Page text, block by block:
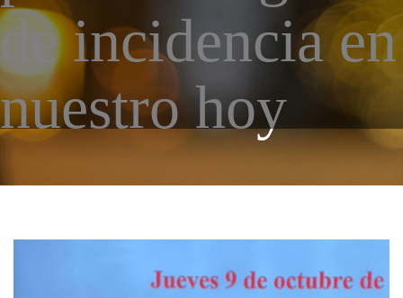
43 Semana (2014)
42 Semana (2013)
41 Semana (2012)
40 Semana (2011)
de incidencia en
nuestro hoy
ANTONIO.jpg